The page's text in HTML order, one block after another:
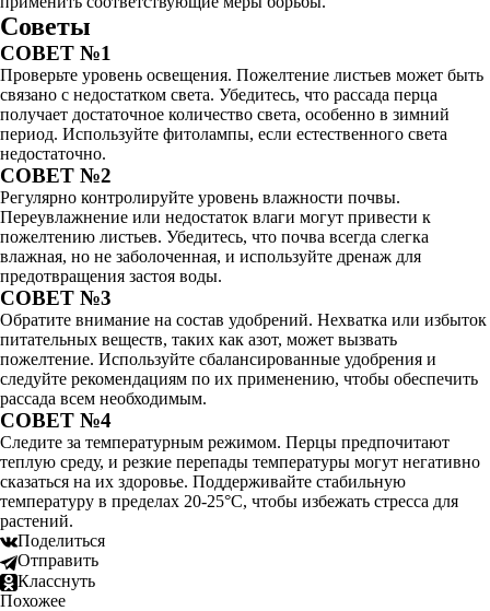
Советы
СОВЕТ №1
Проверьте уровень освещения. Пожелтение листьев может быть
связано с недостатком света. Убедитесь, что рассада перца
получает достаточное количество света, особенно в зимний
период. Используйте фитолампы, если естественного света
недостаточно.
СОВЕТ №2
Регулярно контролируйте уровень влажности почвы.
Переувлажнение или недостаток влаги могут привести к
пожелтению листьев. Убедитесь, что почва всегда слегка
влажная, но не заболоченная, и используйте дренаж для
предотвращения застоя воды.
СОВЕТ №3
Обратите внимание на состав удобрений. Нехватка или избыток
питательных веществ, таких как азот, может вызвать
пожелтение. Используйте сбалансированные удобрения и
следуйте рекомендациям по их применению, чтобы обеспечить
рассада всем необходимым.
СОВЕТ №4
Следите за температурным режимом. Перцы предпочитают
теплую среду, и резкие перепады температуры могут негативно
сказаться на их здоровье. Поддерживайте стабильную
температуру в пределах 20-25°C, чтобы избежать стресса для
растений.
Поделиться
Отправить
Класснуть
Похожее